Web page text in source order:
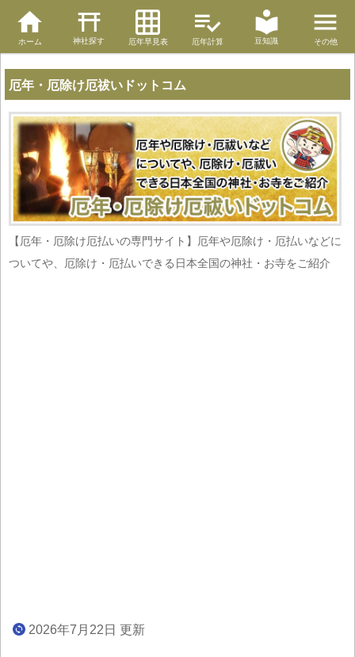
ホーム 神社探す 厄年早見表 厄年計算 豆知識 その他
厄年・厄除け厄祓いドットコム
【厄年・厄除け厄払いの専門サイト】厄年や厄除け・厄払いなどに
ついてや、厄除け・厄払いできる日本全国の神社・お寺をご紹介
2026年7月22日 更新